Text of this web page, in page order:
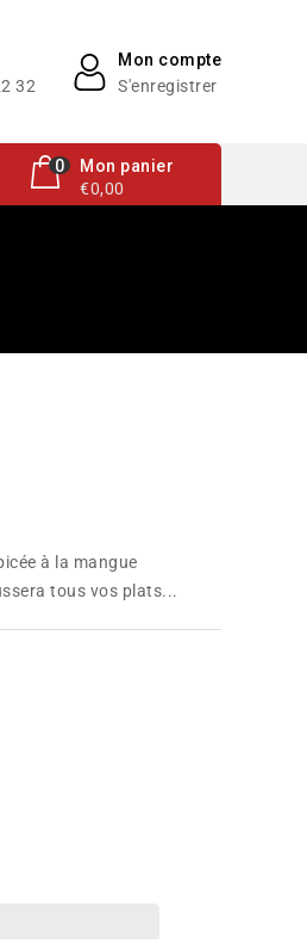
Mon compte
S'enregistrer
32
0
0 articleMon panier
€0,00
à la mangue
tous vos plats...